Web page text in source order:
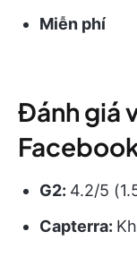
Miễn phí
Đánh giá
G2: 4.2/5
Capterra: